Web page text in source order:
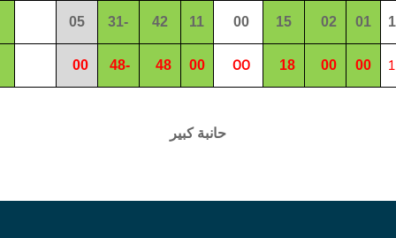
05 31- 42 11 00 15 02 01
00 48- 48 00 00 18 00 00
حانبة كبير